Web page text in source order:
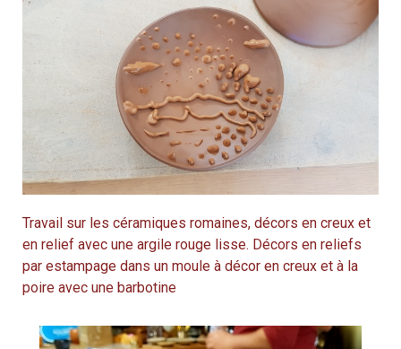
Travail sur les céramiques romaines, décors en creux et
en relief avec une argile rouge lisse. Décors en reliefs
par estampage dans un moule à décor en creux et à la
poire avec une barbotine